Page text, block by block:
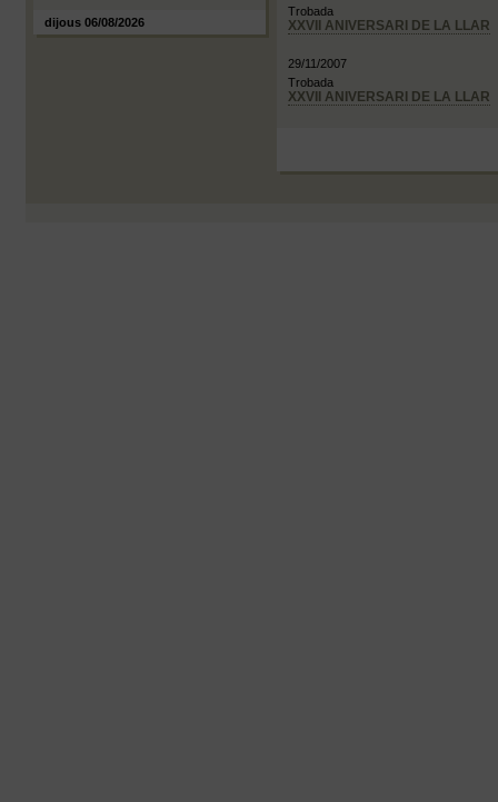
dijous 06/08/2026
Trobada
XXVII ANIVERSARI DE LA LLAR
29/11/2007
Trobada
XXVII ANIVERSARI DE LA LLAR